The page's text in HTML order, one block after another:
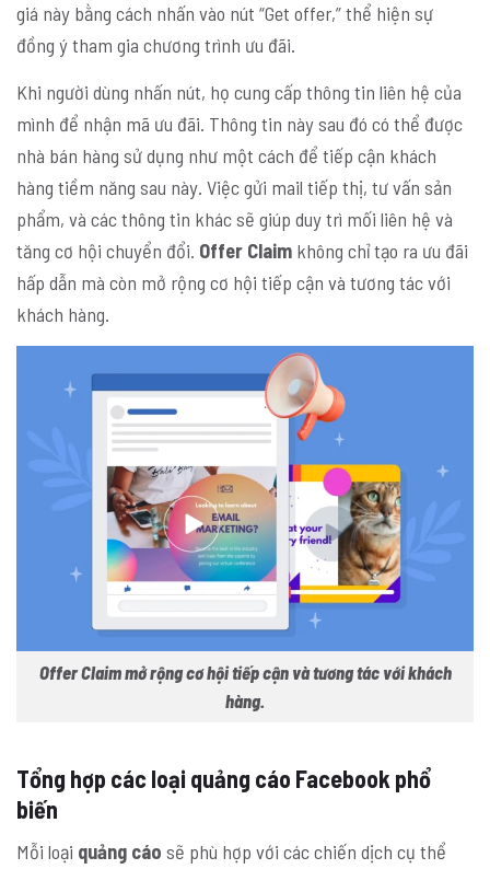
giá này bằng cách nhấn vào nút “Get offer,” thể hiện sự
đồng ý tham gia chương trình ưu đãi.
Khi người dùng nhấn nút, họ cung cấp thông tin liên hệ của
mình để nhận mã ưu đãi. Thông tin này sau đó có thể được
nhà bán hàng sử dụng như một cách để tiếp cận khách
hàng tiềm năng sau này. Việc gửi mail tiếp thị, tư vấn sản
phẩm, và các thông tin khác sẽ giúp duy trì mối liên hệ và
tăng cơ hội chuyển đổi. Offer Claim không chỉ tạo ra ưu đãi
hấp dẫn mà còn mở rộng cơ hội tiếp cận và tương tác với
khách hàng.
Offer Claim mở rộng cơ hội tiếp cận và tương tác với khách
hàng.
Tổng hợp các loại quảng cáo Facebook phổ
biến
Mỗi loại quảng cáo sẽ phù hợp với các chiến dịch cụ thể